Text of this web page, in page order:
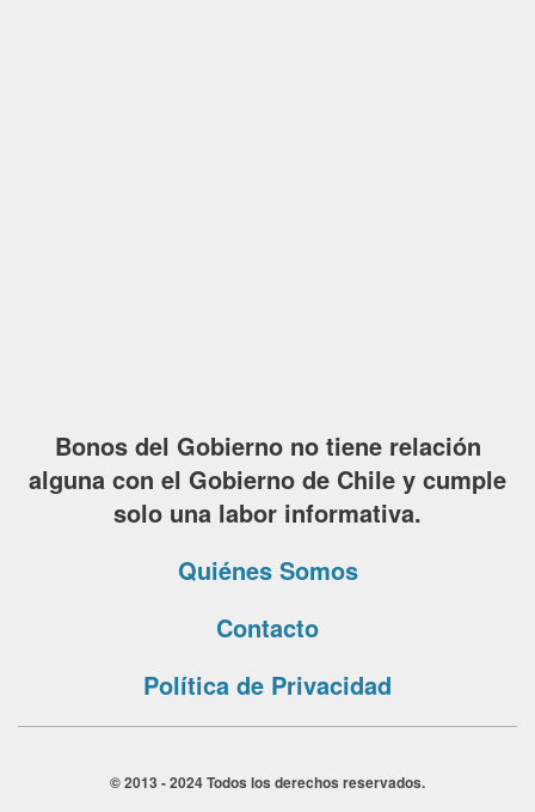
Bonos del Gobierno no tiene relación
alguna con el Gobierno de Chile y cumple
solo una labor informativa.
Quiénes Somos
Contacto
Política de Privacidad
© 2013 - 2024 Todos los derechos reservados.